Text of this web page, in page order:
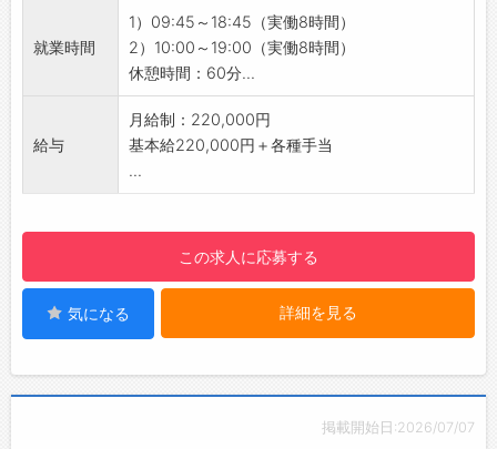
使いいただけます！
◇残業は月平均5時間◎
・オンとオフのメリハリをつけながら働ける環
境です♪
【1日の業務の流れ】
相談できます♪
■売上管理：​日々の売上を確認します。
■閉店：​一日の振り返りを行い、翌日に備えま
す！
・幅広い年齢層のお客様と接する中で、自然と
コミュニケーションスキルが磨かれ、自分自身
就業時間
1）09:45～18:45（実働8時間）
2）10:00～19:00（実働8時間）
休憩時間：60分...
給与
月給制：220,000円
基本給220,000円＋各種手当
...
この求人に応募する
気になる 詳細を見る
掲載開始日:2026/07/07